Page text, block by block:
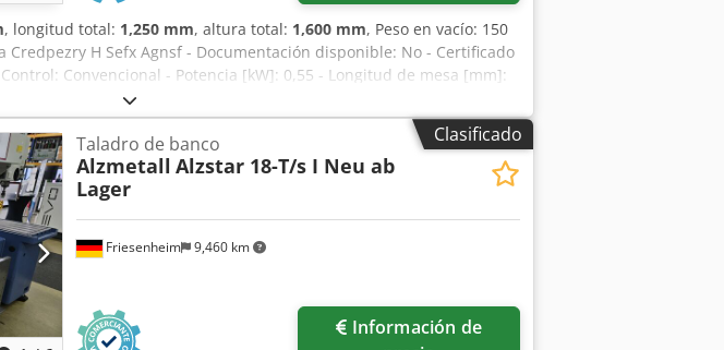
, longitud total: 1,250 mm, altura total: 1,600 mm, Peso en vacío: 150
H Sefx Agnsf - Documentación disponible: No - Certificado
Convencional - Potencia [kW]: 0,55 - Longitud de mesa [mm]:
mínima del husillo [rpm]: 320 - Velocidad máxima del
transporte: 1250 mm x 800 mm x 1600 mm (largo x ancho x alto) -
financiera IVA: El precio indicado es más IVA IVA / Régimen de
para empresarios Entrega e intercambio posibles en cualquier
Lukas van Rossum
Clasificado
Friesenheim 9,460 km
Taladro de banco
Alzmetall Alzstar 18-T/s I Neu ab
Lager